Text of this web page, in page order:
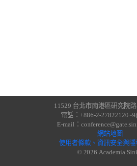
11529 台北市南港區研究院
電話：+886-2-
E-mail：
網站地圖
使用者條款、資訊安全與
© 2026 Academia